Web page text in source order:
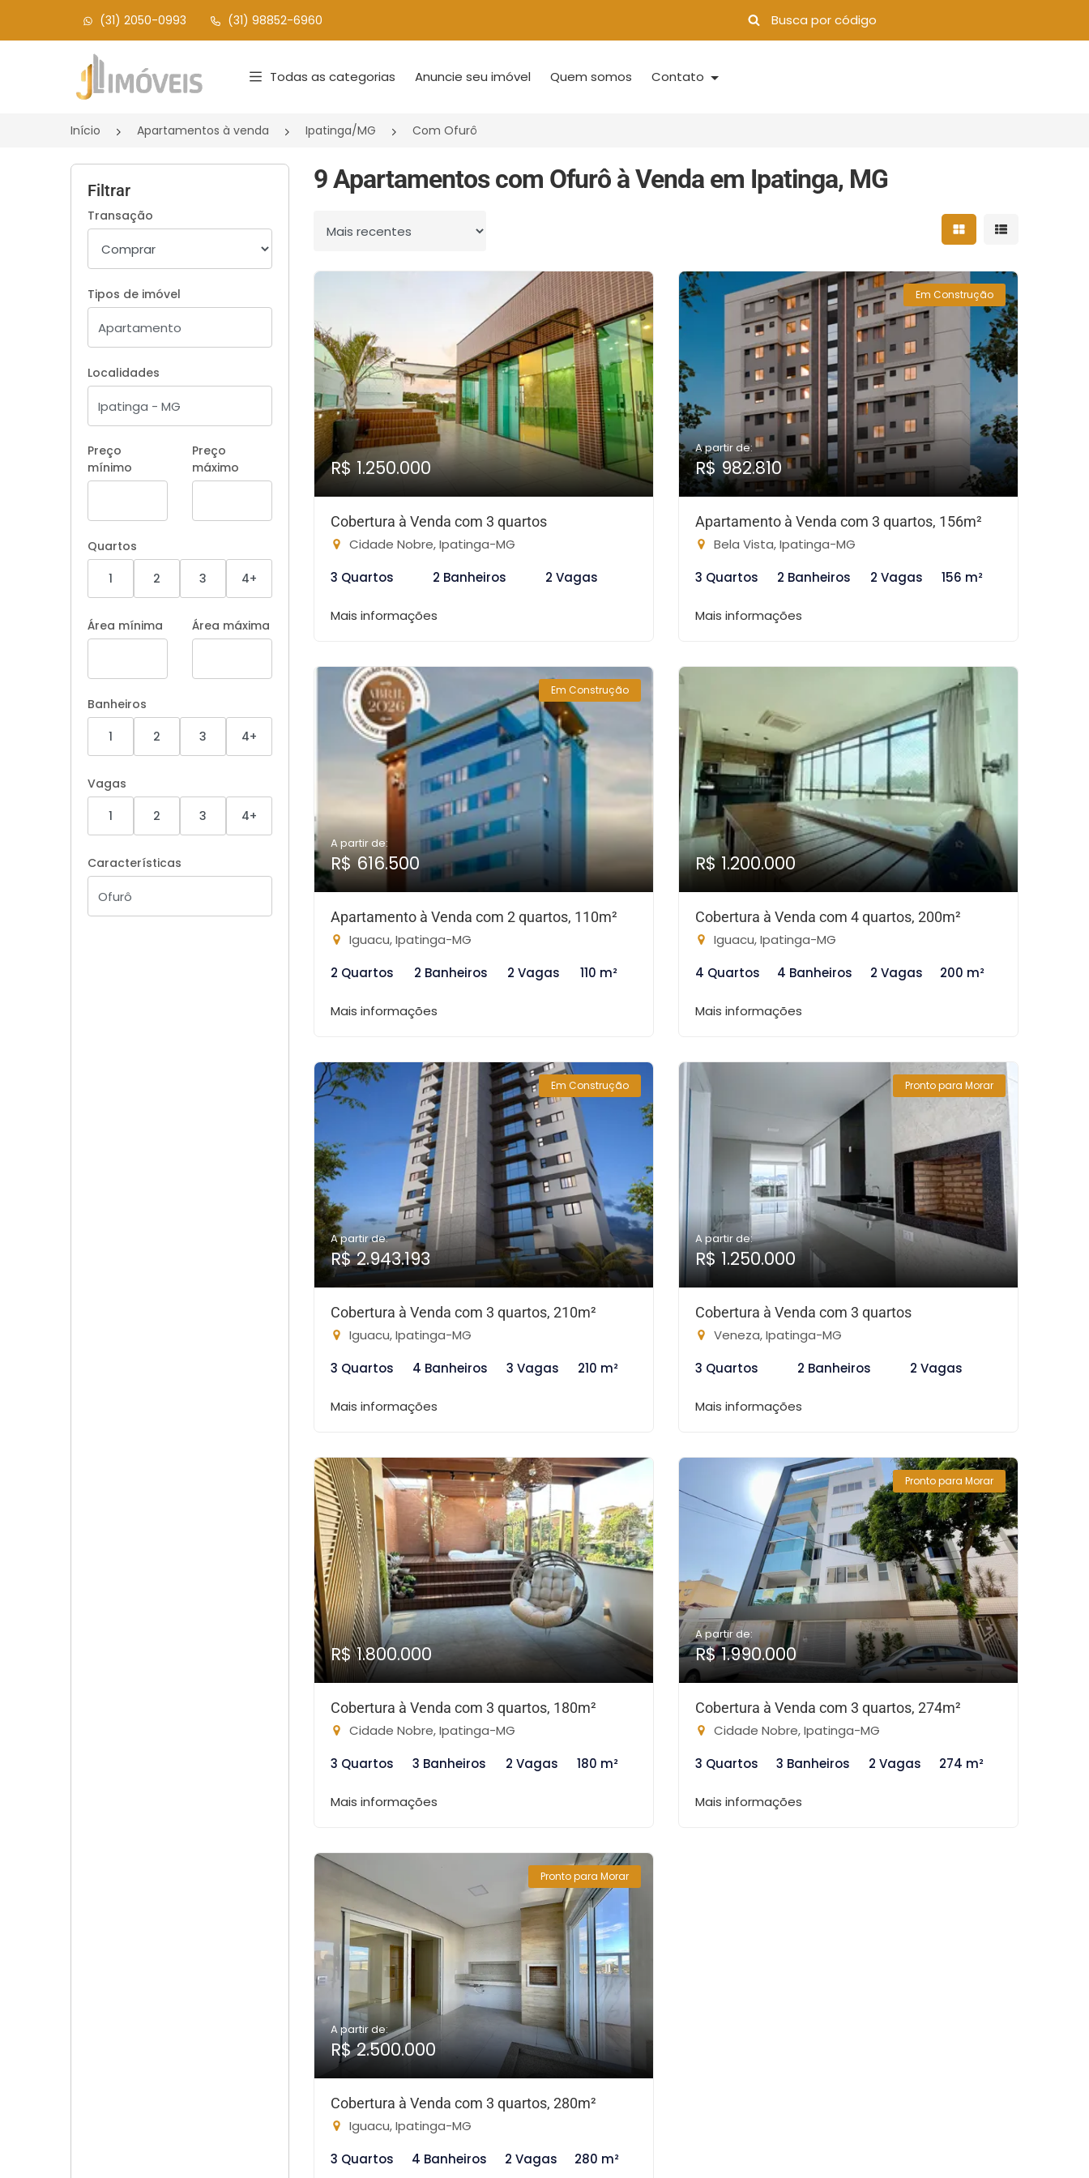
(31) 2050-0993 (31) 98852-6960
Página inicial
Todas as categorias Anuncie seu imóvel Quem somos Contato
Início Apartamentos à venda Ipatinga/MG Com Ofurô
Filtrar
Transação
Tipos de imóvel
Localidades
Preço
mínimo
Preço
máximo
Quartos
1
2 3 4+
Área mínima Área máxima
Banheiros
1
2 3 4+
Vagas
1
2 3 4+
Características
9 Apartamentos com Ofurô à Venda em Ipatinga, MG
Ordenar por Mostrar resultados
Mostrar
R$ 1.250.000
Cobertura à Venda com 3 quartos
Cidade Nobre, Ipatinga-MG
3 Quartos
2 Banheiros 2 Vagas
Mais informações
Em Construção
A partir de:
R$ 982.810
Apartamento à Venda com 3 quartos, 156m²
Bela Vista, Ipatinga-MG
3 Quartos
2 Banheiros 2 Vagas 156 m²
Mais informações
Em Construção
A partir de:
R$ 616.500
Apartamento à Venda com 2 quartos, 110m²
Iguacu, Ipatinga-MG
2 Quartos
2 Banheiros 2 Vagas 110 m²
Mais informações
R$ 1.200.000
Cobertura à Venda com 4 quartos, 200m²
Iguacu, Ipatinga-MG
4 Quartos
4 Banheiros 2 Vagas 200 m²
Mais informações
Em Construção
A partir de:
R$ 2.943.193
Cobertura à Venda com 3 quartos, 210m²
Iguacu, Ipatinga-MG
3 Quartos
4 Banheiros 3 Vagas 210 m²
Mais informações
Pronto para Morar
A partir de:
R$ 1.250.000
Cobertura à Venda com 3 quartos
Veneza, Ipatinga-MG
3 Quartos
2 Banheiros 2 Vagas
Mais informações
R$ 1.800.000
Cobertura à Venda com 3 quartos, 180m²
Cidade Nobre, Ipatinga-MG
3 Quartos
3 Banheiros 2 Vagas 180 m²
Mais informações
Pronto para Morar
A partir de:
R$ 1.990.000
Cobertura à Venda com 3 quartos, 274m²
Cidade Nobre, Ipatinga-MG
3 Quartos
3 Banheiros 2 Vagas 274 m²
Mais informações
Pronto para Morar
A partir de:
R$ 2.500.000
Cobertura à Venda com 3 quartos, 280m²
Iguacu, Ipatinga-MG
3 Quartos
4 Banheiros 2 Vagas 280 m²